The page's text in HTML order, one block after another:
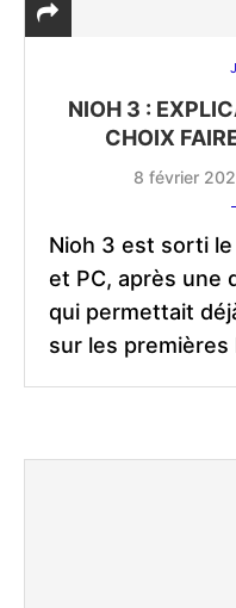
NIOH 3 :
CHOIX
8 février
Nioh 3 est sorti
et PC, après une
qui permettait
sur les